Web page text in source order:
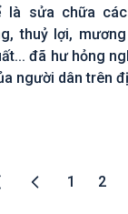
là sửa chữa
thuỷ lợi,
đã hư hỏng
người dân trên
1 2